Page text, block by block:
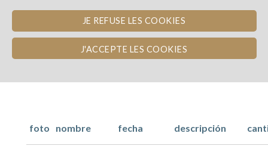
JE REFUSE LES COOKIES
J'ACCEPTE LES COOKIES
VIÑEDO BIODINÁMICO EN LOS
GRAVES
foto nombre fecha descripción